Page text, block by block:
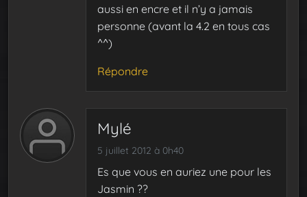
aussi en encre et il n’y a jamais
personne (avant la 4.2 en tous cas
^^)
Répondre
Mylé
5 juillet 2012 à 0h40
Es que vous en auriez une pour les
Jasmin ??